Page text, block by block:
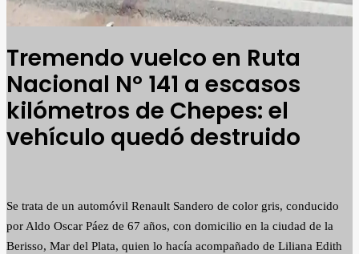
Tremendo vuelco en Ruta
Nacional Nº 141 a escasos
kilómetros de Chepes: el
vehículo quedó destruido
Se trata de un automóvil Renault Sandero de color gris, conducido
por Aldo Oscar Páez de 67 años, con domicilio en la ciudad de la
Berisso, Mar del Plata, quien lo hacía acompañado de Liliana Edith